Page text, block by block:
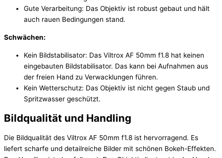
Gute Verarbeitung: Das Objektiv ist robust gebaut und hält
auch rauen Bedingungen stand.
Schwächen:
Kein Bildstabilisator: Das Viltrox AF 50mm f1.8 hat keinen
eingebauten Bildstabilisator. Das kann bei Aufnahmen aus
der freien Hand zu Verwacklungen führen.
Kein Wetterschutz: Das Objektiv ist nicht gegen Staub und
Spritzwasser geschützt.
Bildqualität und Handling
Die Bildqualität des Viltrox AF 50mm f1.8 ist hervorragend. Es
liefert scharfe und detailreiche Bilder mit schönen Bokeh-Effekten.